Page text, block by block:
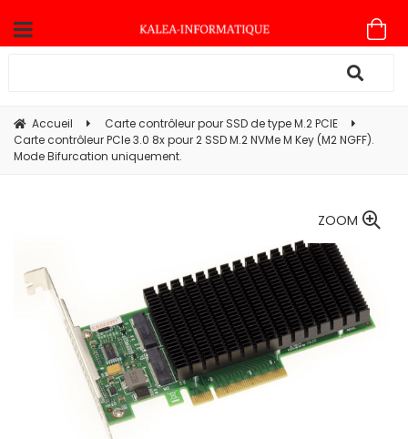
Accueil
Carte contrôleur pour SSD de type M.2 PCIE
Carte contrôleur PCIe 3.0 8x pour 2 SSD M.2 NVMe M Key (M2 NGFF).
Mode Bifurcation uniquement.
ZOOM